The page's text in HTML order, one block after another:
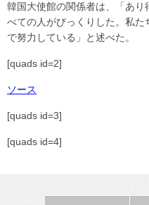
韓国大使館の関係者は、「あ
べての人がびっくりした。私
で努力している」と述べた。
[quads id=2]
ソース
[quads id=3]
[quads id=4]